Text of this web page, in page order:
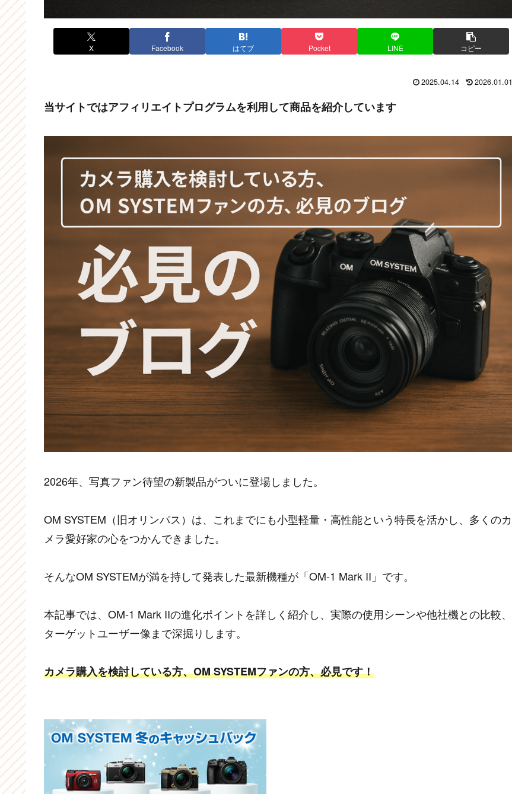
X Facebook はてブ Pocket LINE コピー
2025.04.14 2026.01.01
当サイトではアフィリエイトプログラムを利用して商品を紹介しています
2026年、写真ファン待望の新製品がついに登場しました。
OM SYSTEM（旧オリンパス）は、これまでにも小型軽量・高性能という特長を活かし、多くのカ
メラ愛好家の心をつかんできました。
そんなOM SYSTEMが満を持して発表した最新機種が「OM-1 Mark II」です。
本記事では、OM-1 Mark IIの進化ポイントを詳しく紹介し、実際の使用シーンや他社機との比較、
ターゲットユーザー像まで深掘りします。
カメラ購入を検討している方、OM SYSTEMファンの方、必見です！